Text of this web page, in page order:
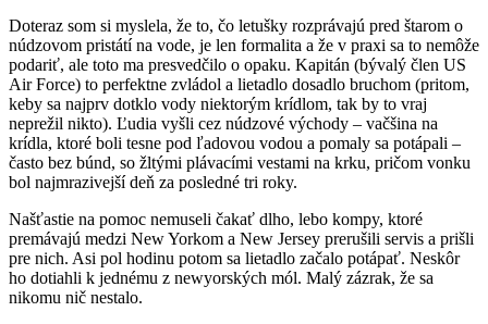
Doteraz som si myslela, že to, čo letušky rozprávajú pred štarom o
núdzovom pristátí na vode, je len formalita a že v praxi sa to nemôže
podariť, ale toto ma presvedčilo o opaku. Kapitán (bývalý člen US
Air Force) to perfektne zvládol a lietadlo dosadlo bruchom (pritom,
keby sa najprv dotklo vody niektorým krídlom, tak by to vraj
neprežil nikto). Ľudia vyšli cez núdzové východy – vačšina na
krídla, ktoré boli tesne pod ľadovou vodou a pomaly sa potápali –
často bez búnd, so žltými plávacími vestami na krku, pričom vonku
bol najmrazivejší deň za posledné tri roky.
Našťastie na pomoc nemuseli čakať dlho, lebo kompy, ktoré
premávajú medzi New Yorkom a New Jersey prerušili servis a prišli
pre nich. Asi pol hodinu potom sa lietadlo začalo potápať. Neskôr
ho dotiahli k jednému z newyorských mól. Malý zázrak, že sa
nikomu nič nestalo.